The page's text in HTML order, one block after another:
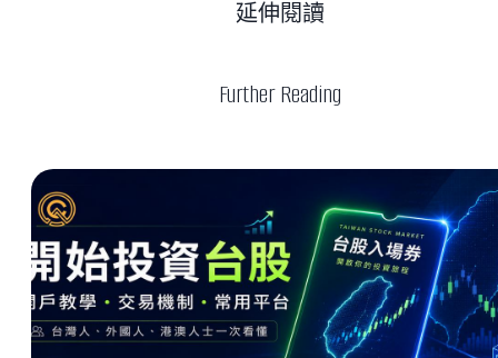
Further Reading
延伸閱讀